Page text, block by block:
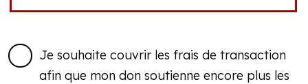
Je souhaite couvrir les frais de transaction
afin que mon don soutienne encore plus les